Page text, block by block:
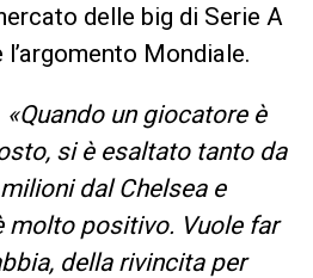
delle big di Serie A
Mondiale.
«Quando un giocatore è
si è esaltato tanto da
dal Chelsea e
molto positivo. Vuole far
della rivincita per